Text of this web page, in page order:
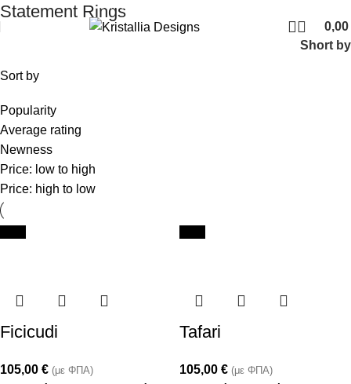
Join our newsletter and enjoy 10% Off
0,00
Statement Rings
Short by
Sort by
Popularity
Average rating
Newness
Price: low to high
Price: high to low
Ficicudi
105,00 € (με ΦΠΑ)
Tafari
105,00 € (με ΦΠΑ)